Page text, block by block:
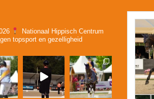
Nationaal Hippisch Centrum
topsport en gezelligheid